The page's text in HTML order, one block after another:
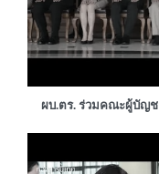
ผบ.ตร. ร่วมคณะผู้บัญช